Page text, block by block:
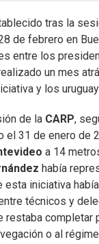
tras la
de febrero en
entre los
un mes
y los
de la CARP,
el 31 de enero de
a 14
había
esta iniciativa
técnicos y
restaba completar
o al